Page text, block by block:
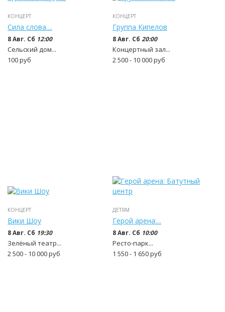
КОНЦЕРТ
Сила слова....
8 Авг. Сб 12:00
Сельский дом...
100руб
КОНЦЕРТ
Группа Кипелов
8 Авг. Сб 20:00
Концертный зал...
2 500 - 10 000руб
КОНЦЕРТ
Вики Шоу
8 Авг. Сб 19:30
Зелёный театр...
2 500 - 10 000руб
ДЕТЯМ
Герой арена:...
8 Авг. Сб 10:00
Ресто-парк...
1 550 - 1 650руб